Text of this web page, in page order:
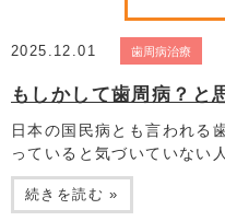
2025.12.01 歯周病治療
もしかして歯周病？と
日本の国民病とも言われる
っていると気づいていない
続きを読む »